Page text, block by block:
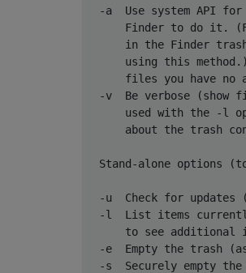
-a Use system API for
Finder to do it . (
in the Finder
      using this method
.)
files you have no
-v Be verbose (show
      used with the
-l
about the trash
Stand-alone options (
-u Check for updates (
-l List items
to see additional
-e Empty the trash (
-s Securely empty